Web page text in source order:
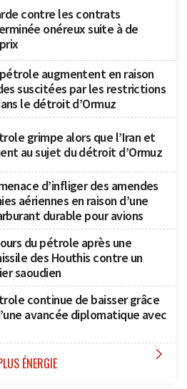
contre les contrats
onéreux suite à de
augmentent en raison
suscitées par les restrictions
le détroit d’Ormuz
grimpe alors que l’Iran et
au sujet du détroit d’Ormuz
d’infliger des amendes
aériennes en raison d’une
durable pour avions
du pétrole après une
des Houthis contre un
saoudien
continue de baisser grâce
avancée diplomatique avec
ÉNERGIE 